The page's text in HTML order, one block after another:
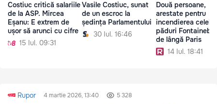
Costiuc critică salariile
de la ASP. Mircea
Eșanu: E extrem de
ușor să arunci cu cifre
15 Iul. 09:31
Vasile Costiuc, sunat
de un escroc la
ședința Parlamentului
30 Iul. 16:46
Două persoane,
arestate pentru
incendierea
păduri
de lângă Paris
14 Iul. 18:41
Rupor 4 martie 2026, 13:40 5 328